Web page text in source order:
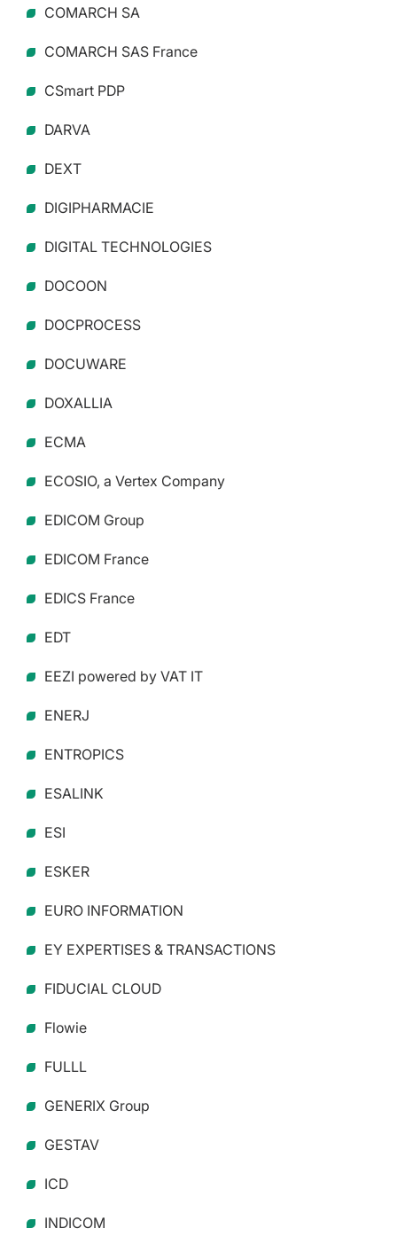
COMARCH SA
COMARCH SAS France
CSmart PDP
DARVA
DEXT
DIGIPHARMACIE
DIGITAL TECHNOLOGIES
DOCOON
DOCPROCESS
DOCUWARE
DOXALLIA
ECMA
ECOSIO, a Vertex Company
EDICOM Group
EDICOM France
EDICS France
EDT
EEZI powered by VAT IT
ENERJ
ENTROPICS
ESALINK
ESI
ESKER
EURO INFORMATION
EY EXPERTISES & TRANSACTIONS
FIDUCIAL CLOUD
Flowie
FULLL
GENERIX Group
GESTAV
ICD
INDICOM